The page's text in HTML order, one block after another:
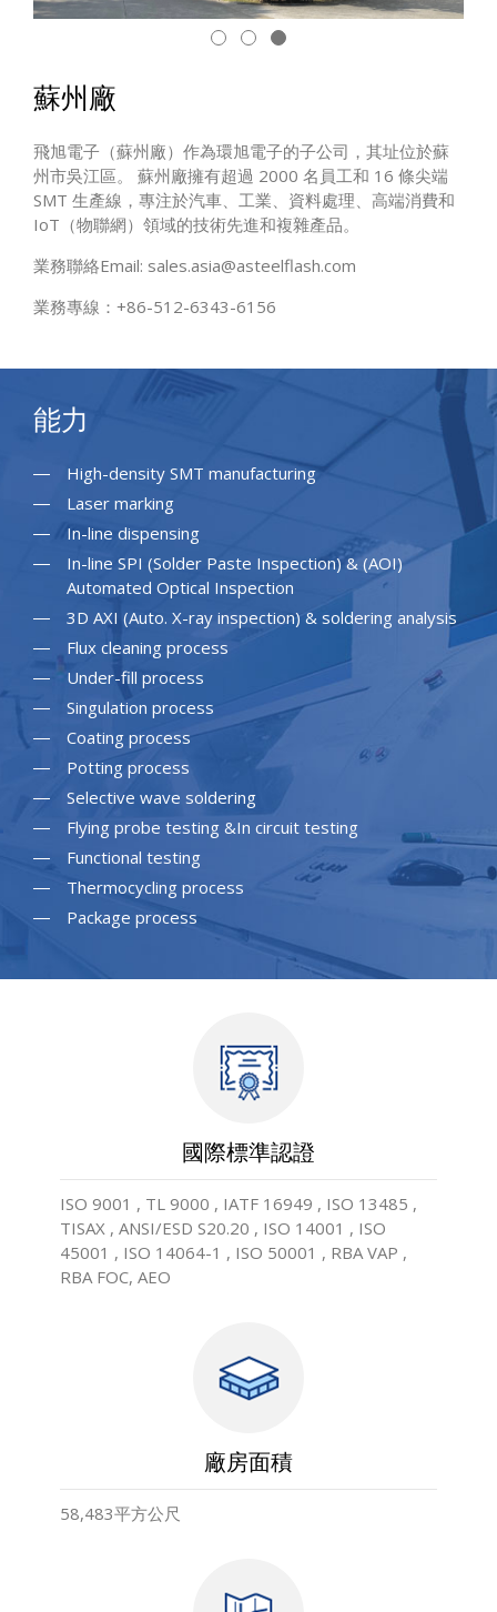
蘇州廠
飛旭電子（蘇州廠）作為環旭電子的子公司，其址位於蘇
州市吳江區。 蘇州廠擁有超過 2000 名員工和 16 條尖端
SMT 生產線，專注於汽車、工業、資料處理、高端消費和
IoT（物聯網）領域的技術先進和複雜產品。
業務聯絡Email: sales.asia@asteelflash.com
業務專線：+86-512-6343-6156
能力
High-density SMT manufacturing
Laser marking
In-line dispensing
In-line SPI (Solder Paste Inspection) & (AOI)
Automated Optical Inspection
3D AXI (Auto. X-ray inspection) & soldering analysis
Flux cleaning process
Under-fill process
Singulation process
Coating process
Potting process
Selective wave soldering
Flying probe testing &In circuit testing
Functional testing
Thermocycling process
Package process
國際標準認證
ISO 9001 , TL 9000 , IATF 16949 , ISO 13485 ,
TISAX , ANSI/ESD S20.20 , ISO 14001 , ISO
45001 , ISO 14064-1 , ISO 50001 , RBA VAP ,
RBA FOC, AEO
廠房面積
58,483平方公尺